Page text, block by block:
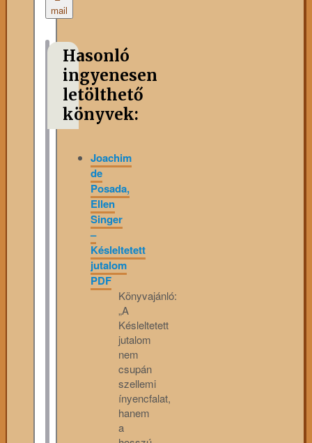
mail
Hasonló
ingyenesen
letölthető
könyvek:
Joachim
de
Posada,
Ellen
Singer
–
Késleltetett
jutalom
PDF
Könyvajánló:
„A
Késleltetett
jutalom
nem
csupán
szellemi
ínyencfalat,
hanem
a